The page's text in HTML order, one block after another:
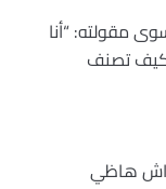
مقولته: “أنا
كيف تصنف
هاظي